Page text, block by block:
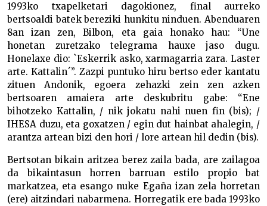
1993ko txapelketari dagokionez, final aurreko
bertsoaldi batek bereziki hunkitu ninduen. Abenduaren
8an izan zen, Bilbon, eta gaia honako hau: “Une
honetan zuretzako telegrama hauxe jaso dugu.
Honelaxe dio: `Eskerrik asko, xarmagarria zara. Laster
arte. Kattalin´”. Zazpi puntuko hiru bertso eder kantatu
zituen Andonik, egoera zehazki zein zen azken
bertsoaren amaiera arte deskubritu gabe: “Ene
bihotzeko Kattalin, / nik jokatu nahi nuen fin (bis); /
IHESA duzu, eta goxatzen / egin dut hainbat ahalegin, /
arantza artean bizi den hori / lore artean hil dedin (bis).
Bertsotan bikain aritzea berez zaila bada, are zailagoa
da bikaintasun horren barruan estilo propio bat
markatzea, eta esango nuke Egaña izan zela horretan
(ere) aitzindari nabarmena. Horregatik ere bada 1993ko